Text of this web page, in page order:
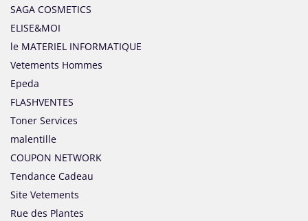
SAGA COSMETICS
ELISE&MOI
le MATERIEL INFORMATIQUE
Vetements Hommes
Epeda
FLASHVENTES
Toner Services
malentille
COUPON NETWORK
Tendance Cadeau
Site Vetements
Rue des Plantes